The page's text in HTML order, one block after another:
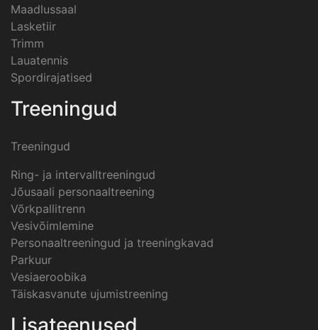
Maadlussaal
Lasketiir
Trimm
Lauatennis
Spordirajatised
Treeningud
Treeningud
Ring- ja intervalltreeningud
Jõusaali personaaltreening
Võrkpallitrenn
Vesivõimlemine
Personaaltreeningud ja treeningkavad
Parkuur
Vesiaeroobika
Täiskasvanute ujumistreening
Lisateenused